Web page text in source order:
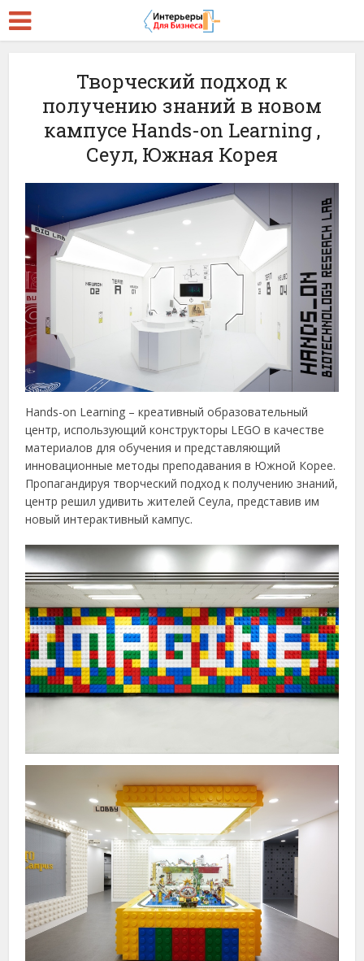
Творческий подход к
получению знаний в новом
кампусе Hands-on Learning ,
Сеул, Южная Корея
Hands-on Learning – креативный образовательный
центр, использующий конструкторы LEGO в качестве
материалов для обучения и представляющий
инновационные методы преподавания в Южной Корее.
Пропагандируя творческий подход к получению знаний,
центр решил удивить жителей Сеула, представив им
новый интерактивный кампус.